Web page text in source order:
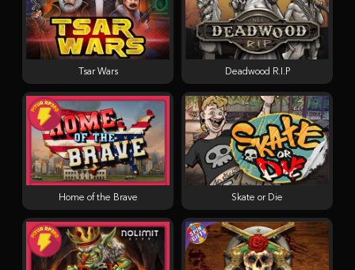
Tsar Wars
Home of the Brave Skate or Die
Deadwood R.I.P